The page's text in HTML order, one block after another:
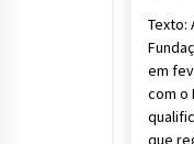
Texto:
em
com o
que